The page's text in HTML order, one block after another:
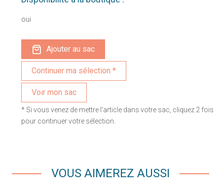
oui
Ajouter au sac
Voir mon sac
* Si vous venez de mettre l'article dans votre sac, cliquez 2 fois
pour continuer votre sélection.
VOUS AIMEREZ AUSSI